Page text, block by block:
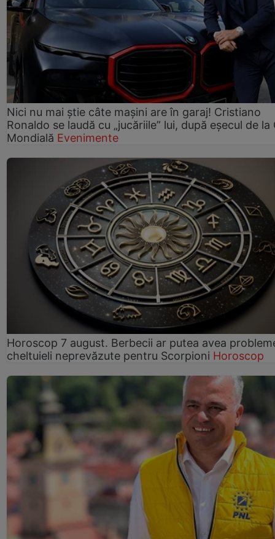
Nici nu mai știe câte mașini are în garaj! Cristiano
Ronaldo se laudă cu „jucăriile” lui, după eșecul de la
Mondială Evenimente
Horoscop 7 august. Berbecii ar putea avea
cheltuieli neprevăzute pentru Scorpioni Horoscop